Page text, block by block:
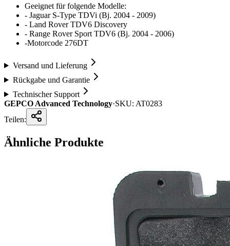
Geeignet für folgende Modelle:
- Jaguar S-Type TDVi (Bj. 2004 - 2009)
- Land Rover TDV6 Discovery
- Range Rover Sport TDV6 (Bj. 2004 - 2006)
-Motorcode 276DT
Versand und Lieferung
Rückgabe und Garantie
Technischer Support
GEPCO Advanced Technology·SKU: AT0283
Teilen:
Ähnliche Produkte